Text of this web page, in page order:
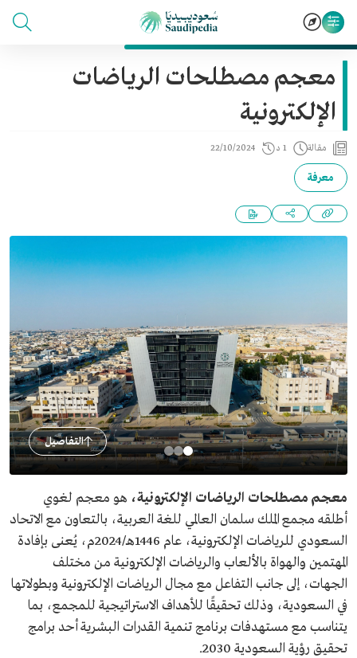
معجم مصطلحات الرياضات
الإلكترونية
مقالة 1 د 22/10/2024
معرفة
التفاصيل
معجم مصطلحات الرياضات الإلكترونية، هو معجم لغوي
أطلقه مجمع الملك سلمان العالمي للغة العربية، بالتعاون مع الاتحاد
السعودي للرياضات الإلكترونية، عام 1446هـ/2024م، يُعنى بإفادة
المهتمين والهواة بالألعاب والرياضات الإلكترونية من مختلف
الجهات، إلى جانب التفاعل مع مجال الرياضات الإلكترونية وبطولاتها
في السعودية، وذلك تحقيقًا للأهداف الاستراتيجية للمجمع، بما
يتناسب مع مستهدفات برنامج تنمية القدرات البشرية أحد برامج
تحقيق رؤية السعودية 2030.